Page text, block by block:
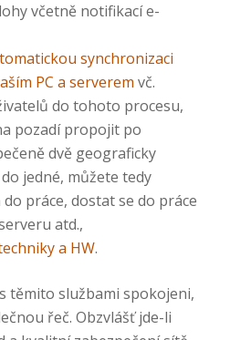
včetně notifikací e-
synchronizaci
PC a serverem vč.
do tohoto procesu,
pozadí propojit po
dvě geograficky
jedné, můžete tedy
práce, dostat se do práce
atd.,
a HW.
těmito službami spokojeni,
řeč. Obzvlášť jde-li